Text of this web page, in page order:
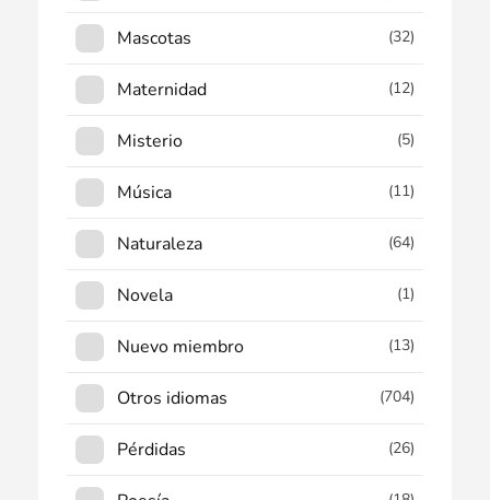
Mascotas (32)
Maternidad (12)
Misterio (5)
Música (11)
Naturaleza (64)
Novela (1)
Nuevo miembro (13)
Otros idiomas (704)
Pérdidas (26)